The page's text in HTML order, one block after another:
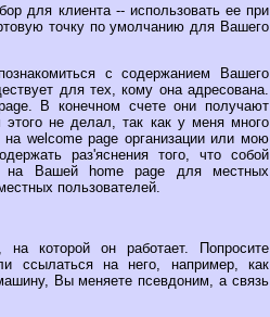
для клиента -- использовать ее при
точку по умолчанию для Вашего
с содержанием Вашего
для тех, кому она адресована.
В конечном счете они получают
не делал, так как у меня много
welcome page организации или мою
раз'яснения того, что собой
на Вашей home page для местных
пользователей.
которой он работает. Попросите
ссылаться на него, например, как
Вы меняете псевдоним, а связь